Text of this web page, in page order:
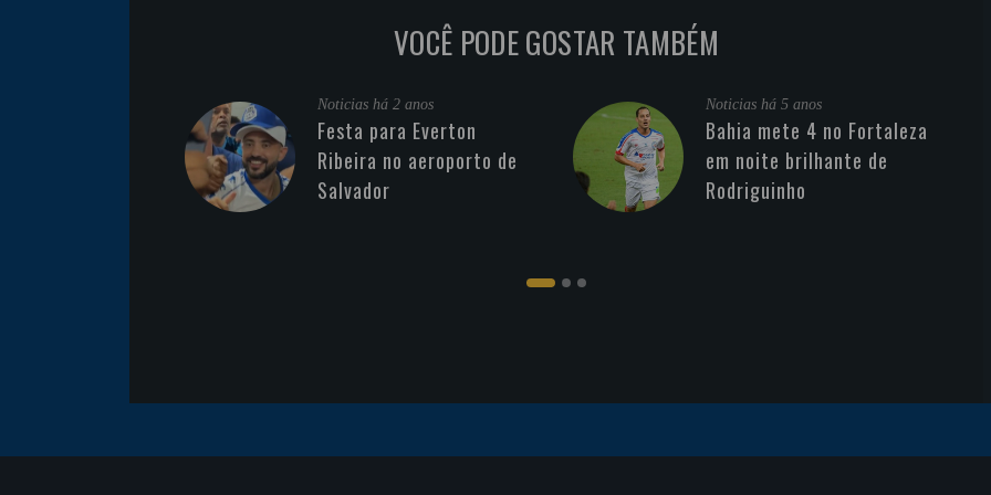
VOCÊ PODE GOSTAR TAMBÉM
Noticias há 2 anos
Festa para Everton
Ribeira no aeroporto de
Salvador
Noticias há 5 anos
Bahia mete 4 no Fortaleza
em noite brilhante de
Rodriguinho